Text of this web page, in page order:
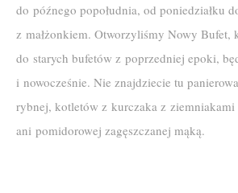
do późnego popołudnia, od poniedziałku
z małżonkiem. Otworzyliśmy Nowy Bufet,
do starych bufetów z poprzedniej epoki,
i nowocześnie. Nie znajdziecie tu
rybnej, kotletów z kurczaka z
ani pomidorowej zagęszczanej mąką.